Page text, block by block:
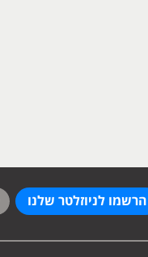
הרשמו לניוזלטר שלנו